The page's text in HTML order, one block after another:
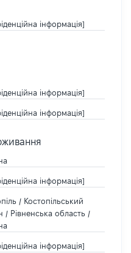
інформація]
інформація]
інформація]
інформація]
/ Костопільський
/ Рівненська область /
інформація]